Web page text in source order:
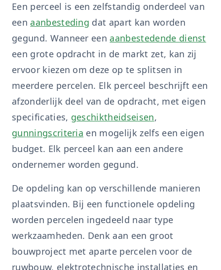
Een perceel is een zelfstandig onderdeel van
een aanbesteding dat apart kan worden
gegund. Wanneer een aanbestedende dienst
een grote opdracht in de markt zet, kan zij
ervoor kiezen om deze op te splitsen in
meerdere percelen. Elk perceel beschrijft een
afzonderlijk deel van de opdracht, met eigen
specificaties, geschiktheidseisen,
gunningscriteria en mogelijk zelfs een eigen
budget. Elk perceel kan aan een andere
ondernemer worden gegund.
De opdeling kan op verschillende manieren
plaatsvinden. Bij een functionele opdeling
worden percelen ingedeeld naar type
werkzaamheden. Denk aan een groot
bouwproject met aparte percelen voor de
ruwbouw, elektrotechnische installaties en